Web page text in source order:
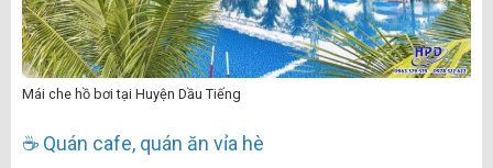
Mái che hồ bơi tại Huyện Dầu Tiếng
☕ Quán cafe, quán ăn vỉa hè